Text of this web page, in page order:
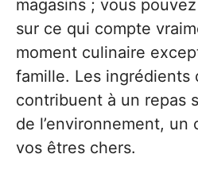
magasins ; vous
sur ce qui compte
moment culinaire
famille. Les ingrédients
contribuent à un repas
de l’environnement, un
vos êtres chers.